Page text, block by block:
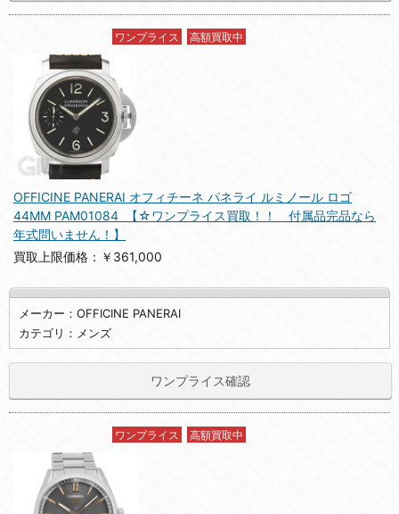
ワンプライス 高額買取中
OFFICINE PANERAI オフィチーネ パネライ ルミノール ロゴ
44MM PAM01084 【☆ワンプライス買取！！ 付属品完品なら
年式問いません！】
買取上限価格：￥361,000
メーカー：OFFICINE PANERAI
カテゴリ：メンズ
ワンプライス確認
ワンプライス 高額買取中